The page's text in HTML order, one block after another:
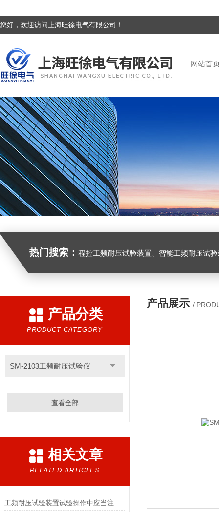
您好，欢迎访问上海旺徐电气有限公司！
网站首
热门搜索： 程控工频耐压试验装置、智能工频耐压试验装置、工频耐压试验装置、工频耐压试验仪、工频耐压试验台、高压耐压试
产品分类
PRODUCT CATEGORY
SM-2103工频耐压试验仪
查看全部
相关文章
RELATED ARTICLES
产品展示 /